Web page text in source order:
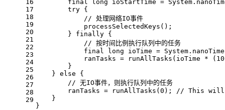
16
17
18
19
20
21
22
23
24
25
26
27
28
29
final
long ioStartTime =
try {
// 处理网络IO事件
            processSelectedKeys();
        }
finally {
// 按时间比例执行队列中的任务
final
long ioTime =
            ranTasks = runAllTasks(ioTime * (
        }
    }
else {
// 无IO事件，则执行队列中的任务
        ranTasks = runAllTasks(
0 );
// This will
    }
}